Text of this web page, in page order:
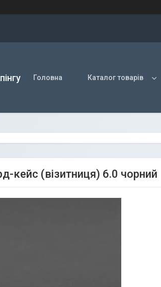
Головна Каталог товарів
кейс (візитниця) 6.0 чорний